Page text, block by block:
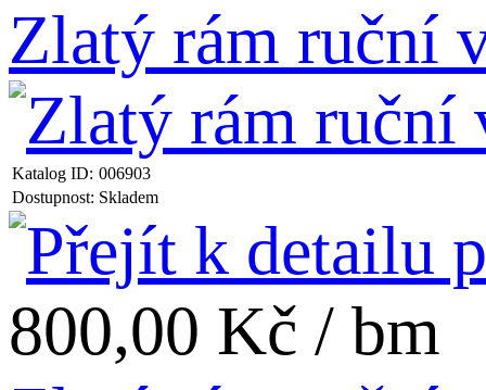
Zlatý rám ruční
Katalog ID: 006903
Dostupnost: Skladem
800,00 Kč / bm